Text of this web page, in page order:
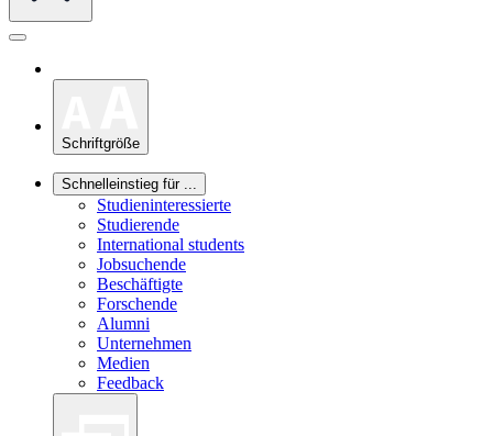
Schriftgröße
Schnelleinstieg für ...
Studieninteressierte
Studierende
International students
Jobsuchende
Beschäftigte
Forschende
Alumni
Unternehmen
Medien
Feedback